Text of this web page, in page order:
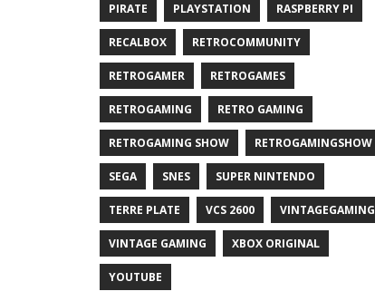
PIRATE PLAYSTATION RASPBERRY PI
RECALBOX RETROCOMMUNITY
RETROGAMER RETROGAMES
RETROGAMING RETRO GAMING
RETROGAMING SHOW RETROGAMINGSHOW
SEGA SNES SUPER NINTENDO
TERRE PLATE VCS 2600 VINTAGEGAMING
VINTAGE GAMING XBOX ORIGINAL
YOUTUBE